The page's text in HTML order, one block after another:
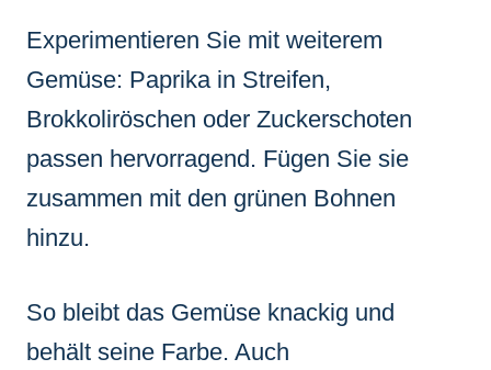
Experimentieren Sie mit weiterem
Gemüse: Paprika in Streifen,
Brokkoliröschen oder Zuckerschoten
passen hervorragend. Fügen Sie sie
zusammen mit den grünen Bohnen
hinzu.
So bleibt das Gemüse knackig und
behält seine Farbe. Auch